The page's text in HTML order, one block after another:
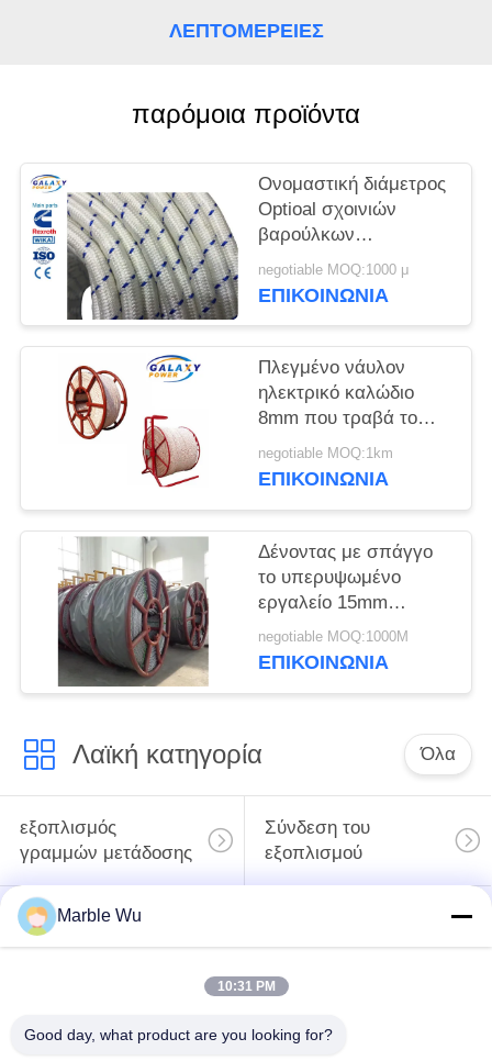
ΛΕΠΤΟΜΈΡΕΙΕΣ
παρόμοια προϊόντα
Ονομαστική διάμετρος
Optioal σχοινιών
βαρούλκων
πειραματική με τη
χημική αντίσταση
negotiable MOQ:1000 μ
ΕΠΙΚΟΙΝΩΝΊΑ
Πλεγμένο νάυλον
ηλεκτρικό καλώδιο
8mm που τραβά το
πειραματικό σχοινί
σχοινιών χαλύβδινων
negotiable MOQ:1km
ΕΠΙΚΟΙΝΩΝΊΑ
Δένοντας με σπάγγο
το υπερυψωμένο
εργαλείο 15mm
γραμμών αντι σειρά
σχοινιών χαλύβδινων
negotiable MOQ:1000M
ΕΠΙΚΟΙΝΩΝΊΑ
Λαϊκή κατηγορία Όλα
εξοπλισμός
γραμμών μετάδοσης
Σύνδεση του
εξοπλισμού
ηλεκτροφόρο
καλώδιο που δένει
εργαλείο γραμμών
Marble Wu
10:31 PM
Good day, what product are you looking for?